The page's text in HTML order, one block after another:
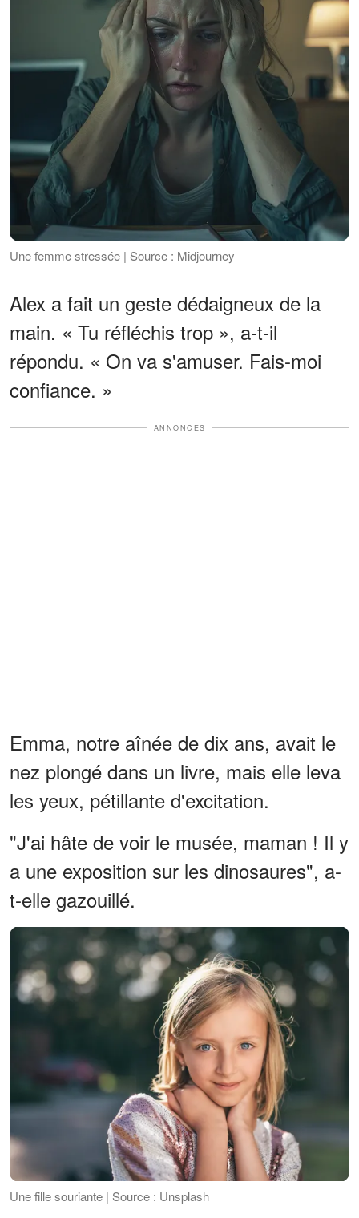
Une femme stressée | Source : Midjourney
Alex a fait un geste dédaigneux de la
main. « Tu réfléchis trop », a-t-il
répondu. « On va s'amuser. Fais-moi
confiance. »
ANNONCES
Emma, notre aînée de dix ans, avait le
nez plongé dans un livre, mais elle leva
les yeux, pétillante d'excitation.
"J'ai hâte de voir le musée, maman ! Il y
a une exposition sur les dinosaures", a-
t-elle gazouillé.
Une fille souriante | Source : Unsplash